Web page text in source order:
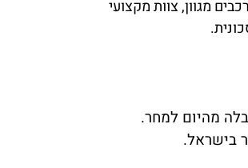
מגוון, צוות מקצועי
מהיום למחר.
בישראל.